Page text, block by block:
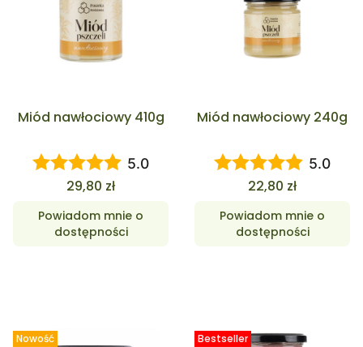
Miód nawłociowy 410g
5.0
Cena
29,80 zł
Powiadom mnie o
dostępności
Miód nawłociowy 240g
5.0
Cena
22,80 zł
Powiadom mnie o
dostępności
Nowość Bestseller